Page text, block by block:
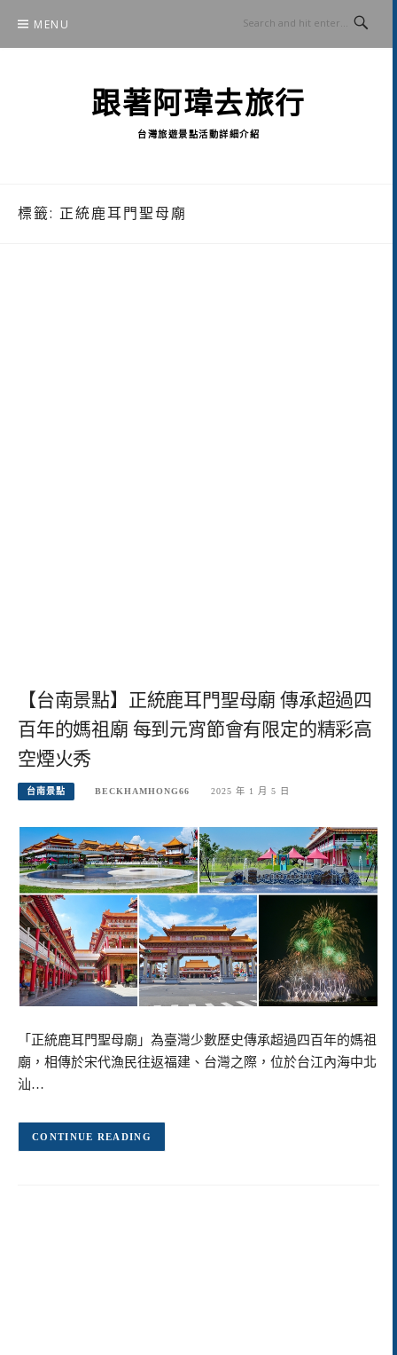
content
MENU
跟著阿瑋去旅行
台灣旅遊景點活動詳細介紹
標籤: 正統鹿耳門聖母廟
【台南景點】正統鹿耳門聖母廟 傳承超過四
百年的媽祖廟 每到元宵節會有限定的精彩高
空煙火秀
台南景點 BECKHAMHONG66 2025 年 1 月 5 日
「正統鹿耳門聖母廟」為臺灣少數歷史傳承超過四百年的媽祖
廟，相傳於宋代漁民往返福建、台灣之際，位於台江內海中北
汕…
CONTINUE READING